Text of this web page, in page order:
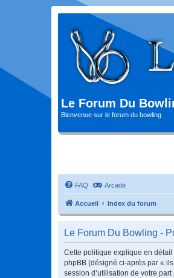
Le Forum Du
Bienvenue sur le forum du bowling
FAQ Arcade
Accueil Index du forum
Le Forum Du Bowling -
Cette politique explique en
phpBB (désigné ci-après par «
session d’utilisation de votre